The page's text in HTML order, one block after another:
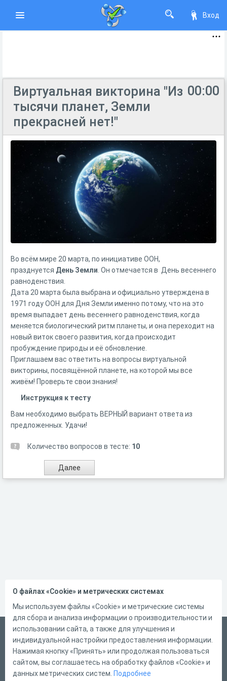
Вход
00:00
Виртуальная викторина "Из
тысячи планет, Земли
прекрасней нет!"
Во всём мире 20 марта, по инициативе ООН,
празднуется День Земли . Он отмечается в День весеннего
равноденствия.
Дата 20 марта была выбрана и официально утверждена в
1971 году ООН для Дня Земли именно потому, что на это
время выпадает день весеннего равноденствия, когда
меняется биологический ритм планеты, и она переходит на
новый виток своего развития, когда происходит
пробуждение природы и её обновление.
Приглашаем вас ответить на вопросы виртуальной
викторины, посвящённой планете, на которой мы все
живём! Проверьте свои знания!
Инструкция к тесту
Вам необходимо выбрать ВЕРНЫЙ вариант ответа из
предложенных. Удачи!
Количество вопросов в тесте: 10
Русский
Справка
Форма обратной связи
О файлах «Cookie» и метрических системах
Мы используем файлы «Cookie» и метрические системы
для сбора и анализа информации о производительности и
использовании сайта, а также для улучшения и
индивидуальной настройки предоставления информации.
Нажимая кнопку «Принять» или продолжая пользоваться
сайтом, вы соглашаетесь на обработку файлов «Cookie» и
данных метрических систем. Подробнее